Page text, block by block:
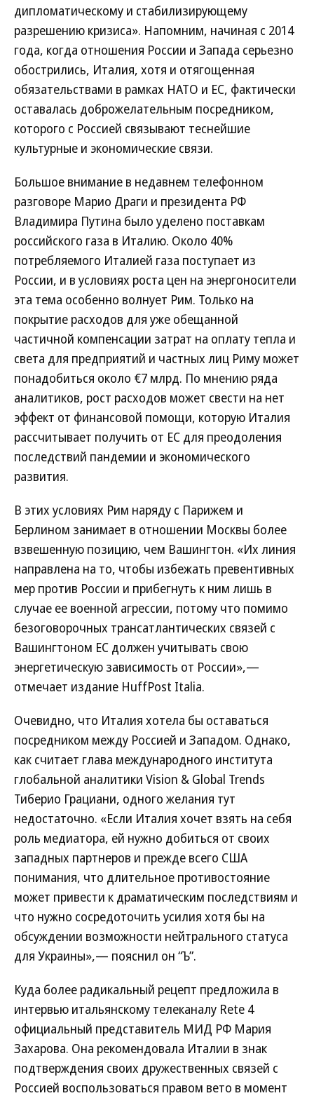
дипломатическому и стабилизирующему
разрешению кризиса». Напомним, начиная с 2014
года, когда отношения России и Запада серьезно
обострились, Италия, хотя и отягощенная
обязательствами в рамках НАТО и ЕС, фактически
оставалась доброжелательным посредником,
которого с Россией связывают теснейшие
культурные и экономические связи.
Большое внимание в недавнем телефонном
разговоре Марио Драги и президента РФ
Владимира Путина было уделено поставкам
российского газа в Италию. Около 40%
потребляемого Италией газа поступает из
России, и в условиях роста цен на энергоносители
эта тема особенно волнует Рим. Только на
покрытие расходов для уже обещанной
частичной компенсации затрат на оплату тепла и
света для предприятий и частных лиц Риму может
понадобиться около €7 млрд. По мнению ряда
аналитиков, рост расходов может свести на нет
эффект от финансовой помощи, которую Италия
рассчитывает получить от ЕС для преодоления
последствий пандемии и экономического
развития.
В этих условиях Рим наряду с Парижем и
Берлином занимает в отношении Москвы более
взвешенную позицию, чем Вашингтон. «Их линия
направлена на то, чтобы избежать превентивных
мер против России и прибегнуть к ним лишь в
случае ее военной агрессии, потому что помимо
безоговорочных трансатлантических связей с
Вашингтоном ЕС должен учитывать свою
энергетическую зависимость от России»,—
отмечает издание HuffPost Italia.
Очевидно, что Италия хотела бы оставаться
посредником между Россией и Западом. Однако,
как считает глава международного института
глобальной аналитики Vision & Global Trends
Тиберио Грациани, одного желания тут
недостаточно. «Если Италия хочет взять на себя
роль медиатора, ей нужно добиться от своих
западных партнеров и прежде всего США
понимания, что длительное противостояние
может привести к драматическим последствиям и
что нужно сосредоточить усилия хотя бы на
обсуждении возможности нейтрального статуса
для Украины»,— пояснил он “Ъ”.
Куда более радикальный рецепт предложила в
интервью итальянскому телеканалу Rete 4
официальный представитель МИД РФ Мария
Захарова. Она рекомендовала Италии в знак
подтверждения своих дружественных связей с
Россией воспользоваться правом вето в момент